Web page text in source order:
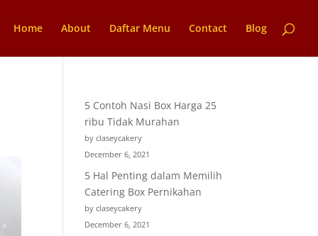
Home About Daftar Menu Contact Blog
5 Contoh Nasi Box Harga 25
ribu Tidak Murahan
by claseycakery
December 6, 2021
5 Hal Penting dalam Memilih
Catering Box Pernikahan
by claseycakery
December 6, 2021